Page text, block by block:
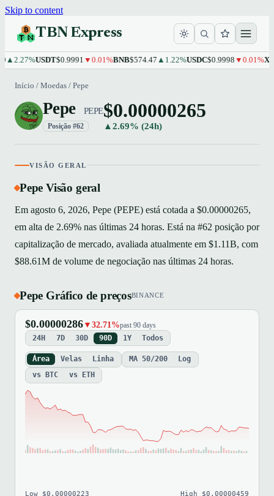
Skip to content
TBN Express
USDT$0.9991▼0.01%BNB$574.47▲1.22%USDC$0.9998▼0.01%XRP
Início / Moedas / Pepe
Pepe PEPE
Posição #62
$0.00000265
▲2.69% (24h)
VISÃO GERAL
Pepe Visão geral
Em agosto 6, 2026, Pepe (PEPE) está cotada a $0.00000265,
em alta de 2.69% nas últimas 24 horas. Está na #62 posição por
capitalização de mercado, avaliada atualmente em $1.11B, com
$88.61M de volume de negociação nas últimas 24 horas.
Pepe Gráfico de preçosBINANCE
$0.00000286 ▼32.71%past 90 days
24H 7D 30D 90D 1Y Todos
Área Velas Linha MA 50/200
Log
vs BTC
vs ETH
Low $0.00000223 High $0.00000459